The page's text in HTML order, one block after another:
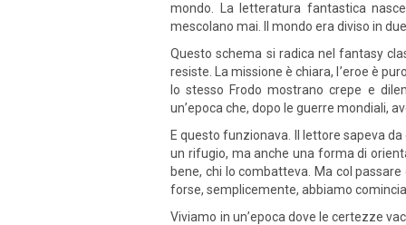
mondo. La letteratura fantastica
mescolano mai. Il mondo era diviso in
Questo schema si radica nel fantasy
resiste. La missione è chiara, l ’eroe è
lo stesso Frodo mostrano crepe e
un’epoca che, dopo le guerre mondiali,
E questo funzionava. Il lettore sapeva
un rifugio, ma anche una forma di
bene, chi lo combatteva. Ma col
forse, semplicemente, abbiamo
Viviamo in un’epoca dove le certezze